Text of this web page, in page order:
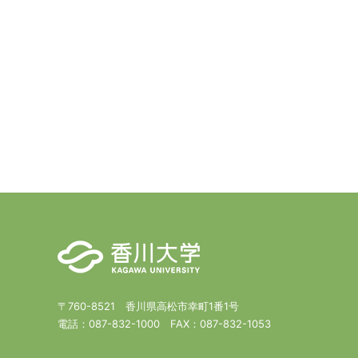
〒760-8521 香川県高松市幸町1番1号
電話： 087-832-1000 FAX： 087-832-1053